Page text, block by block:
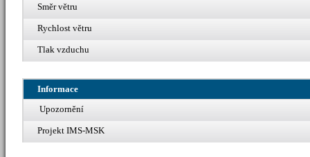
Směr větru
Rychlost větru
Tlak vzduchu
Informace
Upozornění
Projekt IMS-MSK